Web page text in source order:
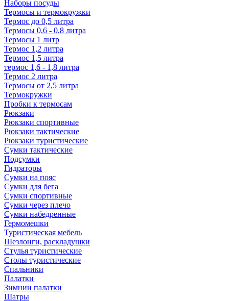
Наборы посуды
Термосы и термокружки
Термос до 0,5 литра
Термосы 0,6 - 0,8 литра
Термосы 1 литр
Термос 1,2 литра
Термос 1,5 литра
термос 1,6 - 1,8 литра
Термос 2 литра
Термосы от 2,5 литра
Термокружки
Пробки к термосам
Рюкзаки
Рюкзаки спортивные
Рюкзаки тактические
Рюкзаки туристические
Сумки тактические
Подсумки
Гидраторы
Сумки на пояс
Сумки для бега
Сумки спортивные
Сумки через плечо
Сумки набедренные
Гермомешки
Туристическая мебель
Шезлонги, раскладушки
Стулья туристические
Столы туристические
Спальники
Палатки
Зимнии палатки
Шатры